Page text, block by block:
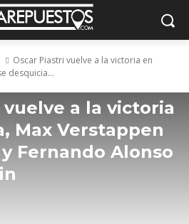
Oscar Piastri vuelve a la victoria en
desquicia...
a la victoria
Max Verstappen
Fernando Alonso